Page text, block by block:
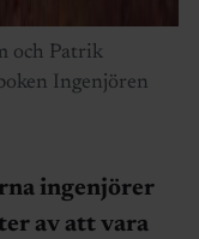
och Patrik
Ingenjören
ingenjörer
av att vara